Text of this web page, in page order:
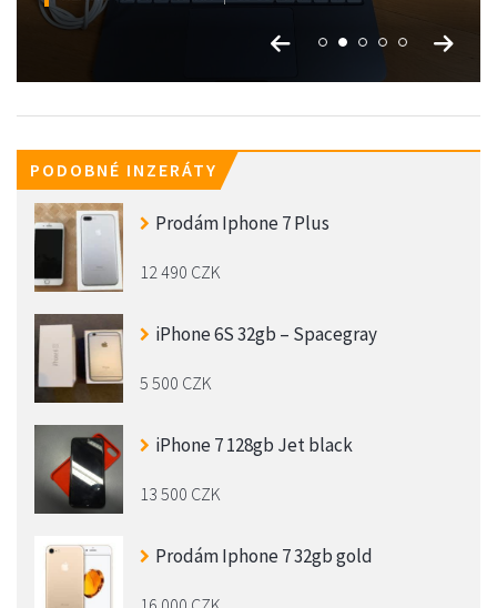
PODOBNÉ INZERÁTY
Prodám Iphone 7 Plus
12 490 CZK
iPhone 6S 32gb – Spacegray
5 500 CZK
iPhone 7 128gb Jet black
13 500 CZK
Prodám Iphone 7 32gb gold